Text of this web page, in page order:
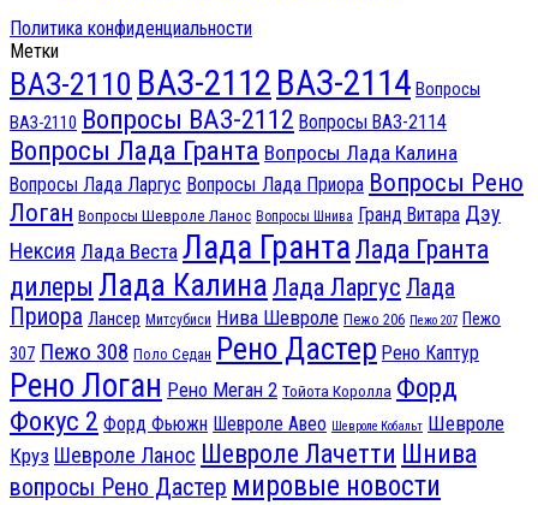
Политика конфиденциальности
Метки
ВАЗ-2110 ВАЗ-2112 ВАЗ-2114 Вопросы
ВАЗ-2110 Вопросы ВАЗ-2112 Вопросы ВАЗ-2114
Вопросы Лада Гранта Вопросы Лада Калина
Вопросы Лада Ларгус Вопросы Лада Приора Вопросы Рено
Логан Вопросы Шевроле Ланос Вопросы Шнива Гранд Витара Дэу
Нексия Лада Веста Лада Гранта Лада Гранта
дилеры Лада Калина Лада Ларгус Лада
Приора Лансер Митсубиси Нива Шевроле Пежо 206 Пежо 207 Пежо
307 Пежо 308 Поло Седан Рено Дастер Рено Каптур
Рено Логан Рено Меган 2 Тойота Королла Форд
Фокус 2 Форд Фьюжн Шевроле Авео Шевроле Кобальт Шевроле
Круз Шевроле Ланос Шевроле Лачетти Шнива
вопросы Рено Дастер мировые новости